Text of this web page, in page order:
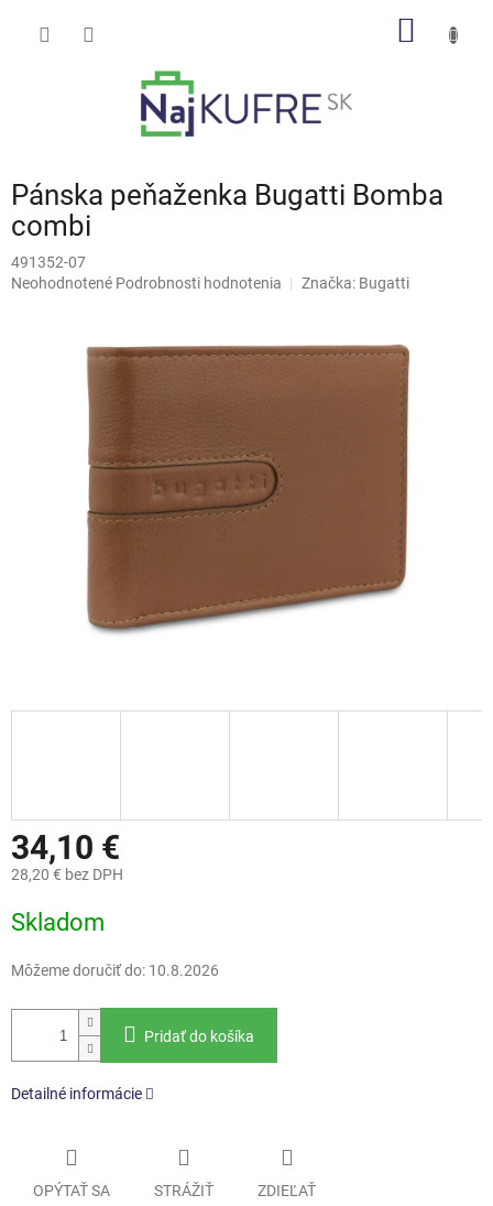
Pánska peňaženka Bugatti Bomba
combi
491352-07
Priemerné
Neohodnotené Podrobnosti hodnotenia Značka: Bugatti
34,10 €
28,20 € bez DPH
cena:
Skladom
Môžeme doručiť do: 10.8.2026
Pridať do košíka
Detailné informácie
OPÝTAŤ SA STRÁŽIŤ ZDIEĽAŤ